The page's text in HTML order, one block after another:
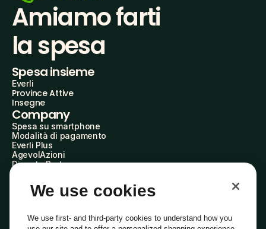
Amiamo farti
la spesa
Spesa insieme
Everli
Province Attive
Insegne
Company
Spesa su smartphone
Modalità di pagamento
Everli Plus
AgevolAzioni
Diventa Partner
Everli Shoppers
About Us
Everli News
Domande frequenti
We use cookies
We use first- and third-party cookies to understand how you